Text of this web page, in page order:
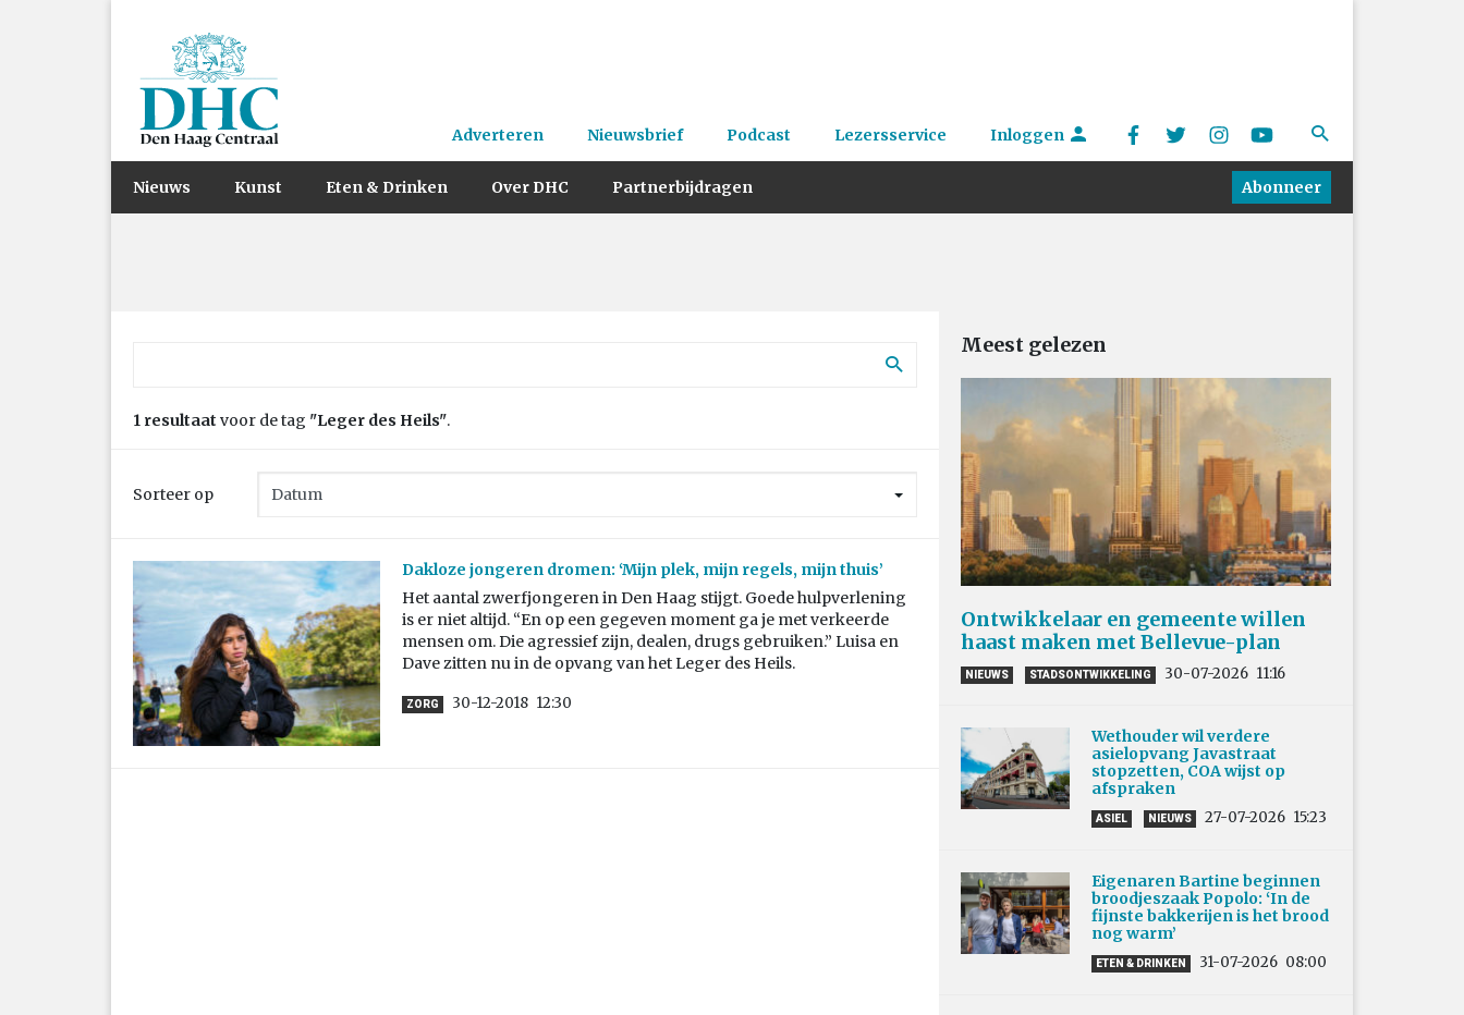
Adverteren Nieuwsbrief Podcast Lezersservice Inloggen
Nieuws Kunst Eten & Drinken Over DHC Partnerbijdragen Abonneer
1 resultaat voor de tag "Leger des Heils".
Sorteer op
Dakloze jongeren dromen: ‘Mijn plek, mijn regels, mijn thuis’
Het aantal zwerfjongeren in Den Haag stijgt. Goede hulpverlening
is er niet altijd. “En op een gegeven moment ga je met verkeerde
mensen om. Die agressief zijn, dealen, drugs gebruiken.” Luisa en
Dave zitten nu in de opvang van het Leger des Heils.
ZORG 30-12-2018 12:30
Meest gelezen
Ontwikkelaar en gemeente willen
haast maken met Bellevue-plan
NIEUWS STADSONTWIKKELING 30-07-2026 11:16
Wethouder wil verdere
asielopvang Javastraat
stopzetten, COA wijst op
afspraken
ASIEL NIEUWS 27-07-2026 15:23
Eigenaren Bartine beginnen
broodjeszaak Popolo: ‘In de
fijnste bakkerijen is het brood
nog warm’
ETEN & DRINKEN 31-07-2026 08:00